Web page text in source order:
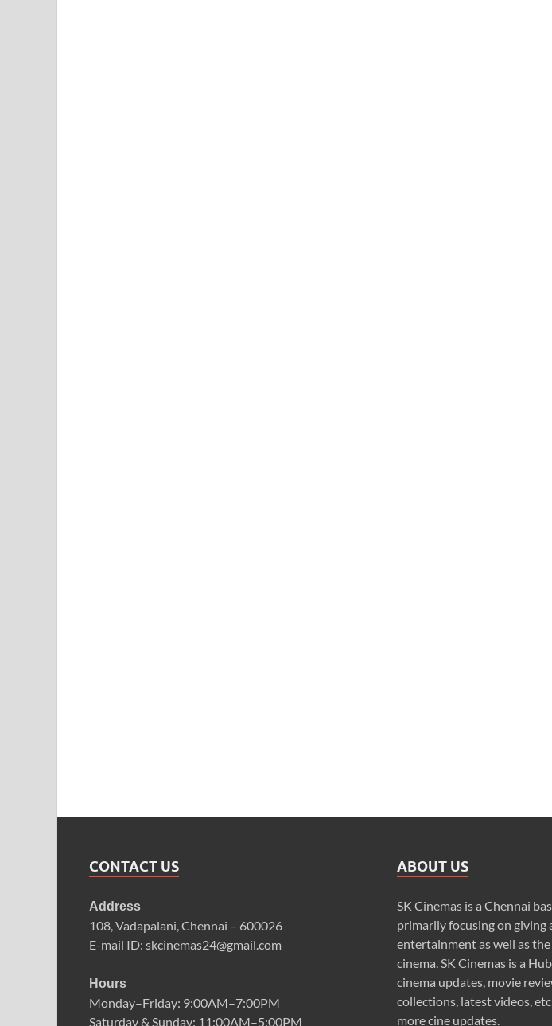
CONTACT US
Address
108, Vadapalani, Chennai – 600026
E-mail ID: skcinemas24@gmail.com
Hours
Monday–Friday: 9:00AM–7:00PM
Saturday & Sunday: 11:00AM–5:00PM
ABOUT US
SK Cinemas is a Chennai
primarily focusing on giving
entertainment as well as
cinema. SK Cinemas is a
cinema updates, movie
collections, latest videos,
more cine updates.